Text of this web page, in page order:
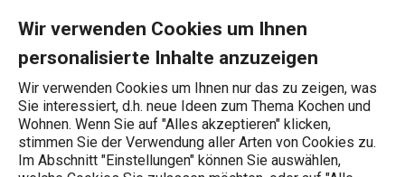
Wir verwenden Cookies um Ihnen
personalisierte Inhalte anzuzeigen
Wir verwenden Cookies um Ihnen nur das zu zeigen, was
Sie interessiert, d.h. neue Ideen zum Thema Kochen und
Wohnen. Wenn Sie auf "Alles akzeptieren" klicken,
stimmen Sie der Verwendung aller Arten von Cookies zu.
Im Abschnitt "Einstellungen" können Sie auswählen,
Wonach suchen Sie?
Tassen und Becher
Cappuccino-Tassen